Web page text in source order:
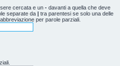
cercata e un - davanti a quella che deve
separate da | tra parentesi se solo una delle
per parole parziali.